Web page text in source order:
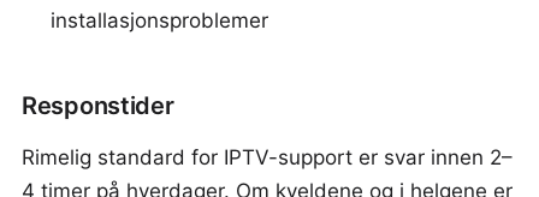
installasjonsproblemer
Responstider
Rimelig standard for IPTV-support er svar innen 2–
4 timer på hverdager. Om kveldene og i helgene er